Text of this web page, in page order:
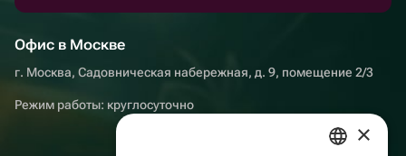
Офис в Москве
г. Москва, Садовническая набережная, д. 9, помещение 2/3
Режим работы: круглосуточно
×